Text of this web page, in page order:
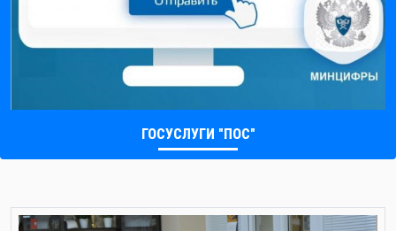
ГОСУСЛУГИ "ПОС"